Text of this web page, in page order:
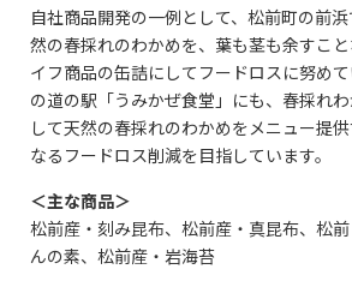
自社商品開発の一例として、松前町の前
然の春採れのわかめを、葉も茎も余すこ
イフ商品の缶詰にしてフードロスに努め
の道の駅「うみかぜ食堂」にも、春採れ
して天然の春採れのわかめをメニュー提
なるフードロス削減を目指しています。
＜主な商品＞
松前産・刻み昆布、松前産・真昆布、松
んの素、松前産・岩海苔